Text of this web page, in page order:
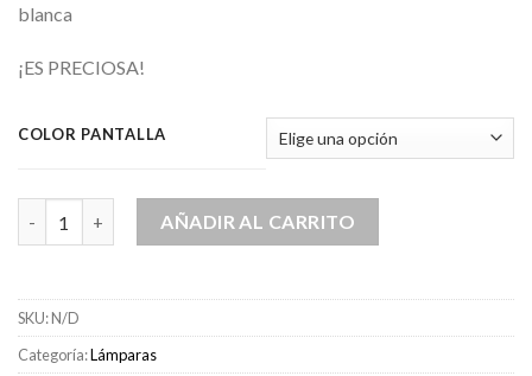
blanca
¡ES PRECIOSA!
COLOR PANTALLA
Lampara de Pie Renata cantidad
AÑADIR AL CARRITO
SKU:N/D
Categoría:Lámparas